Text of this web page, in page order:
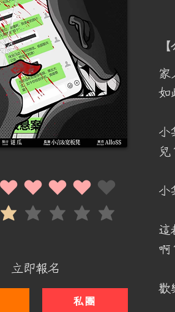
平均評等為 4 ，滿分 5 分
平均評等為 1 ，滿分 5 分
立即報名
私團
如
小
兒
小
這
啊
歡